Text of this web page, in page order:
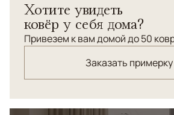
Хотите увидеть
ковёр у себя дома?
Привезем к вам домой до 50
Заказать